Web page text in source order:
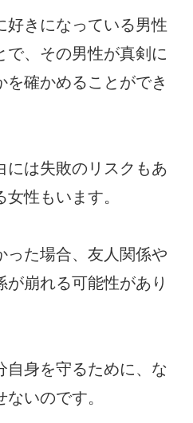
好きになっている男性
で、その男性が真剣に
を確かめることができ
には失敗のリスクもあ
性もいます。
った場合、友人関係や
崩れる可能性があり
自身を守るために、な
いのです。